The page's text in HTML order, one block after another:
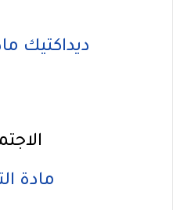
ديداكتيك
مادة